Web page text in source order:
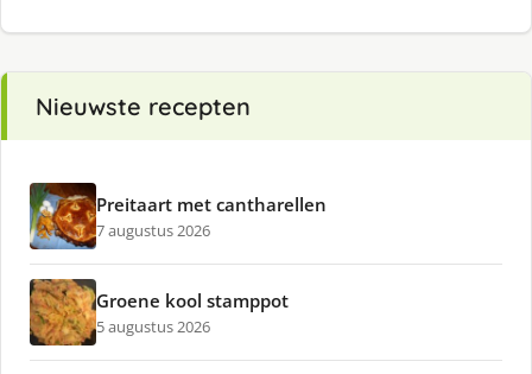
Nieuwste recepten
Preitaart met cantharellen
7 augustus 2026
Groene kool stamppot
5 augustus 2026